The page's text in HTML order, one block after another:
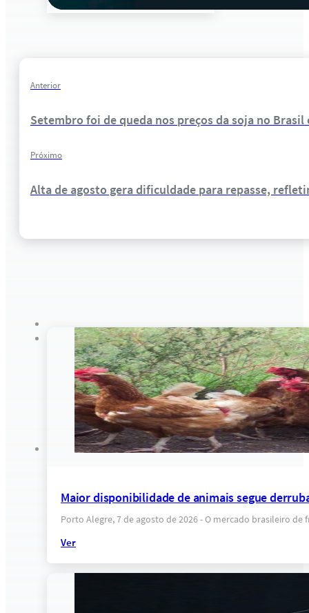
Anterior
Setembro foi de queda nos preços da soja no
Próximo
Alta de agosto gera dificuldade para repasse,
Maior disponibilidade de animais segue
Porto Alegre, 7 de agosto de 2026 - O mercado brasileiro
Ver